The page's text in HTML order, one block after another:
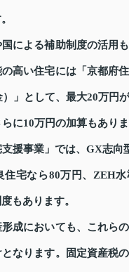
による補助制度の活用
高い住宅には「京都府
」として、最大20万円
に10万円の加算もあり
援事業」では、GX志向
住宅なら80万円、ZEH
もあります。
成においても、これら
なります。固定資産税